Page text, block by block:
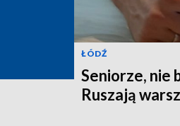
ŁÓDŹ
Seniorze, nie
Ruszają